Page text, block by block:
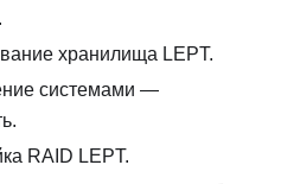
хранилища LEPT.
системами —
RAID LEPT.